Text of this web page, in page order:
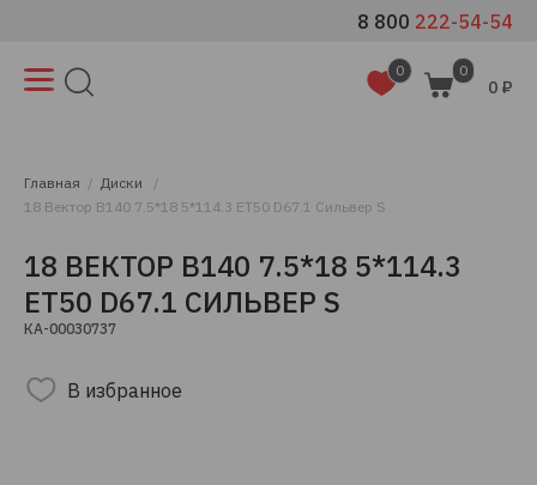
8 800 222-54-54
0 0
0 ₽
Главная
Диски
18 Вектор B140 7.5*18 5*114.3 ET50 D67.1 Сильвер S
18 ВЕКТОР B140 7.5*18 5*114.3
ET50 D67.1 СИЛЬВЕР S
КА-00030737
В избранное